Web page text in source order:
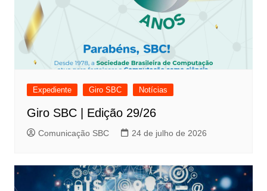
Expediente Giro SBC Notícias
Giro SBC | Edição 29/26
Comunicação SBC 24 de julho de 2026